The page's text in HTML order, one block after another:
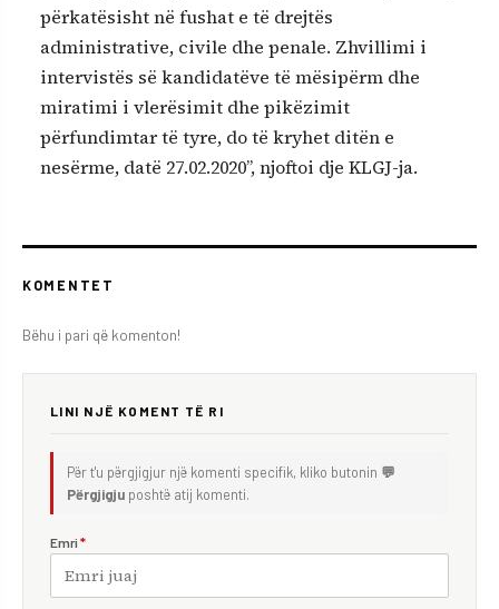
përkatësisht në fushat e të drejtës
administrative, civile dhe penale. Zhvillimi i
intervistës së kandidatëve të mësipërm dhe
miratimi i vlerësimit dhe pikëzimit
përfundimtar të tyre, do të kryhet ditën e
nesërme, datë 27.02.2020”, njoftoi dje KLGJ-ja.
KOMENTET
Bëhu i pari që komenton!
LINI NJË KOMENT TË RI
Për t'u përgjigjur një komenti specifik, kliko butonin 💬
Përgjigju poshtë atij komenti.
Emri *